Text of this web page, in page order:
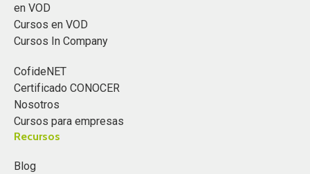
en VOD
Cursos en VOD
Cursos In Company
CofideNET
Certificado CONOCER
Nosotros
Cursos para empresas
Recursos
Blog